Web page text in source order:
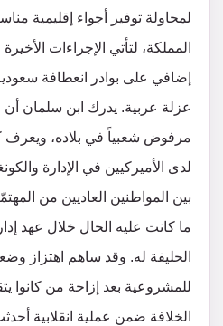
لمحاولة توفير أجواء إقليمية
المملكة، لتأتي الإجراءات
إضافي على بوادر انعطافة
عزلة عربية. يدرك ابن سلمان أن
مرفوض شعبياً في بلاده،
لدى الأميركيين في الإدارة
بين المواطنين العاديين من
ما كانت عليه الحال خلال عهد
الحليفة له. وقد ساهم اهتزاز
للمشروعية بعد إزاحة من كانوا
الخلافة ضمن عملية انقلابية